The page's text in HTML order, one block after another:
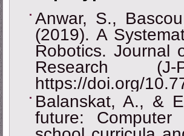
Anwar, S.,
(2019). A
Robotics. Journal
Research
https://doi.org/
Balanskat, A., &
future: Computer